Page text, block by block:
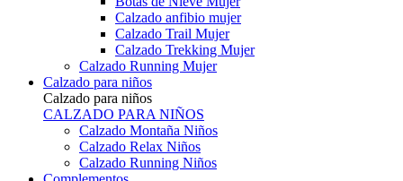
Calzado anfibio mujer
Calzado Trail Mujer
Calzado Trekking Mujer
Calzado Running Mujer
Calzado para niños
Calzado para niños
CALZADO PARA NIÑOS
Calzado Montaña Niños
Calzado Relax Niños
Calzado Running Niños